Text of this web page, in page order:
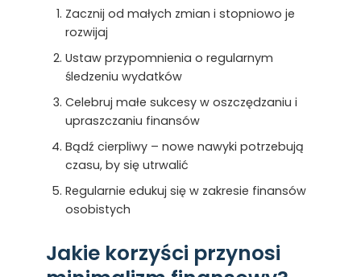
Zacznij od małych zmian i stopniowo je
rozwijaj
Ustaw przypomnienia o regularnym
śledzeniu wydatków
Celebruj małe sukcesy w oszczędzaniu i
upraszczaniu finansów
Bądź cierpliwy – nowe nawyki potrzebują
czasu, by się utrwalić
Regularnie edukuj się w zakresie finansów
osobistych
Jakie korzyści przynosi